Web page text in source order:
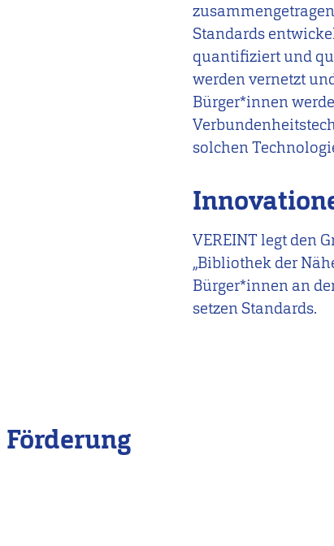
Standards
quantifiziert und
werden vernetzt
Bürger*innen
solchen
VEREINT legt den
„Bibliothek der
Bürger*innen an
setzen Standards.
Förderung